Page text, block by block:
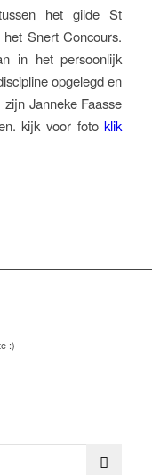
het gilde St
Snert Concours.
in het persoonlijk
opgelegd en
Janneke Faasse
kijk voor fotoklik
:)